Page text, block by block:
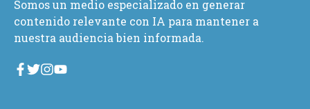
Somos un medio especializado en generar
contenido relevante con IA para mantener a
nuestra audiencia bien informada.